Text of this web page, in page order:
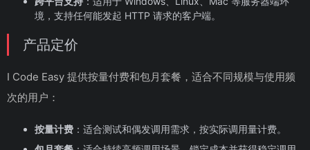
境，支持任何能发起 HTTP 请求的客户端。
产品定价
I Code Easy 提供按量付费和包月套餐，适合不同规模与使用频
次的用户：
按量计费 ：适合测试和偶发调用需求，按实际调用量计费。